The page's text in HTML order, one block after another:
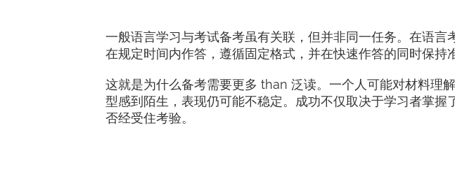
一般语言学习与考试备考虽有关联，但并非同一任务。在语
在规定时间内作答，遵循固定格式，并在快速作答的同时保持
这就是为什么备考需要更多 than 泛读。一个人可能对材料理
型感到陌生，表现仍可能不稳定。成功不仅取决于学习者掌
否经受住考验。